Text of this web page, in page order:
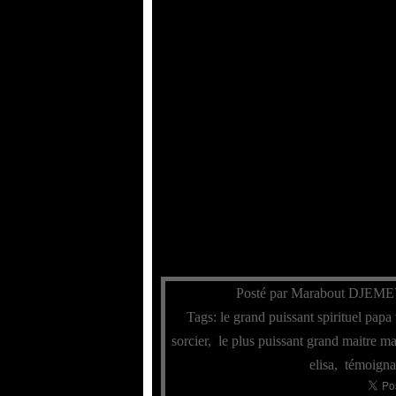
Posté par Marabout
Tags: le grand puissant spirituel papa
sorcier, le plus puissant grand maitre
elisa,